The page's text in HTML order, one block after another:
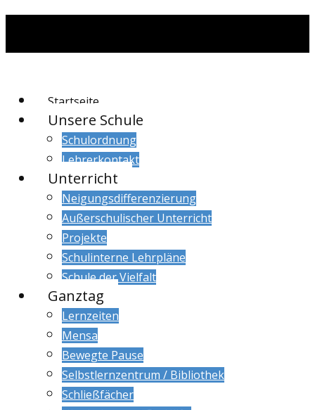
Startseite
Unsere Schule
Schulordnung
Lehrerkontakt
Unterricht
Neigungsdifferenzierung
Außerschulischer Unterricht
Projekte
Schulinterne Lehrpläne
Schule der Vielfalt
Ganztag
Lernzeiten
Mensa
Bewegte Pause
Selbstlernzentrum / Bibliothek
Schließfächer